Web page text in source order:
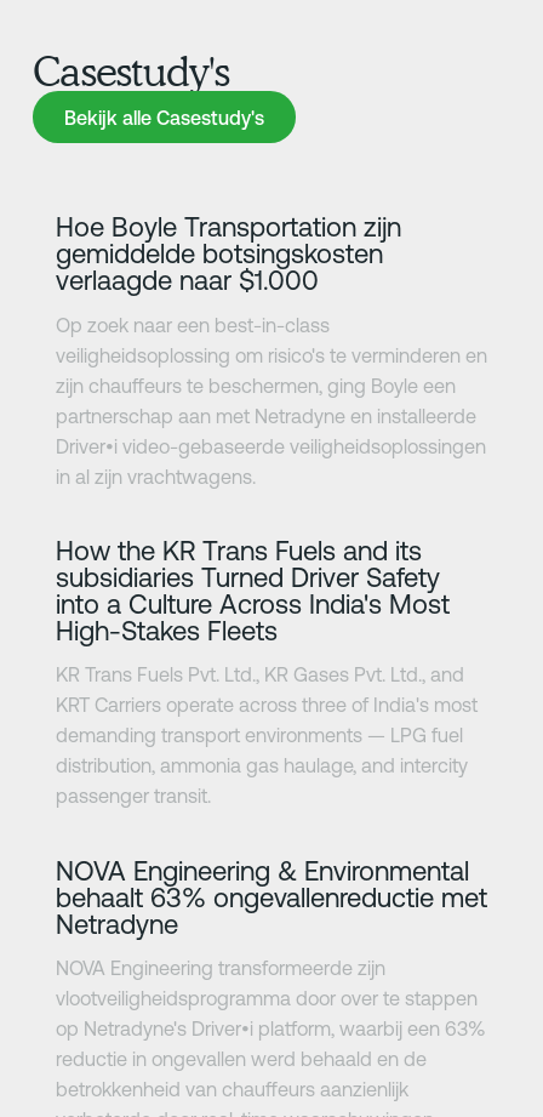
Casestudy's
Bekijk alle Casestudy's
Bekijk alle Casestudy's
Hoe Boyle Transportation zijn
gemiddelde botsingskosten
verlaagde naar $1.000
Op zoek naar een best-in-class
veiligheidsoplossing om risico's te verminderen en
zijn chauffeurs te beschermen, ging Boyle een
partnerschap aan met Netradyne en installeerde
Driver•i video-gebaseerde veiligheidsoplossingen
in al zijn vrachtwagens.
How the KR Trans Fuels and its
subsidiaries Turned Driver Safety
into a Culture Across India's Most
High-Stakes Fleets
KR Trans Fuels Pvt. Ltd., KR Gases Pvt. Ltd., and
KRT Carriers operate across three of India's most
demanding transport environments — LPG fuel
distribution, ammonia gas haulage, and intercity
passenger transit.
NOVA Engineering & Environmental
behaalt 63% ongevallenreductie met
Netradyne
NOVA Engineering transformeerde zijn
vlootveiligheidsprogramma door over te stappen
op Netradyne's Driver•i platform, waarbij een 63%
reductie in ongevallen werd behaald en de
betrokkenheid van chauffeurs aanzienlijk